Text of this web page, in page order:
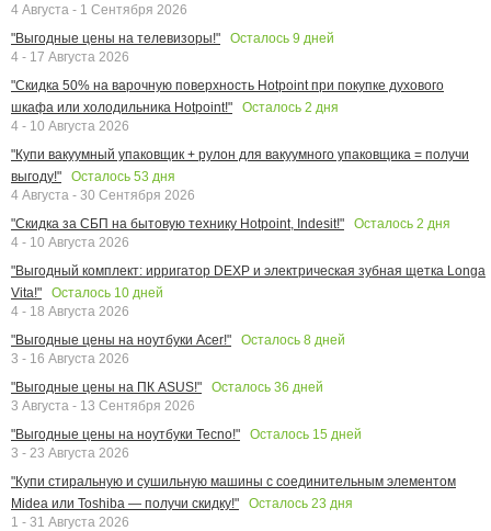
4 Августа - 1 Сентября 2026
"Выгодные цены на телевизоры!"
Осталось 9 дней
4 - 17 Августа 2026
"Скидка 50% на варочную поверхность Hotpoint при покупке духового
шкафа или холодильника Hotpoint!"
Осталось 2 дня
4 - 10 Августа 2026
"Купи вакуумный упаковщик + рулон для вакуумного упаковщика = получи
выгоду!"
Осталось 53 дня
4 Августа - 30 Сентября 2026
"Скидка за СБП на бытовую технику Hotpoint, Indesit!"
Осталось 2 дня
4 - 10 Августа 2026
"Выгодный комплект: ирригатор DEXP и электрическая зубная щетка Longa
Vita!"
Осталось 10 дней
4 - 18 Августа 2026
"Выгодные цены на ноутбуки Acer!"
Осталось 8 дней
3 - 16 Августа 2026
"Выгодные цены на ПК ASUS!"
Осталось 36 дней
3 Августа - 13 Сентября 2026
"Выгодные цены на ноутбуки Tecno!"
Осталось 15 дней
3 - 23 Августа 2026
"Купи стиральную и сушильную машины с соединительным элементом
Midea или Toshiba — получи скидку!"
Осталось 23 дня
1 - 31 Августа 2026